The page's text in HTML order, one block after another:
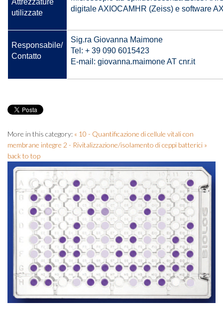
utilizzate
digitale AXIOCAMHR (Zeiss) e software
Responsabile/
Contatto
Sig.ra Giovanna Maimone
Tel: + 39 090 6015423
E-mail: giovanna.maimone AT cnr.it
More in this category: « 10 - Quantificazione di cellule vitali con
membrane integre 2 - Rivitalizzazione/isolamento di ceppi batterici »
back to top